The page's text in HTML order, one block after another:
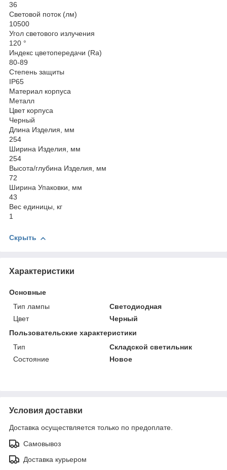
36
Световой поток (лм)
10500
Угол светового излучения
120 °
Индекс цветопередачи (Ra)
80-89
Степень защиты
IP65
Материал корпуса
Металл
Цвет корпуса
Черный
Длина Изделия, мм
254
Ширина Изделия, мм
254
Высота/глубина Изделия, мм
72
Ширина Упаковки, мм
43
Вес единицы, кг
1
Скрыть
Характеристики
Основные
Тип лампы
Светодиодная
Цвет
Черный
Пользовательские характеристики
Тип
Складской светильник
Состояние
Новое
Условия доставки
Доставка осуществляется только по предоплате.
Самовывоз
Доставка курьером